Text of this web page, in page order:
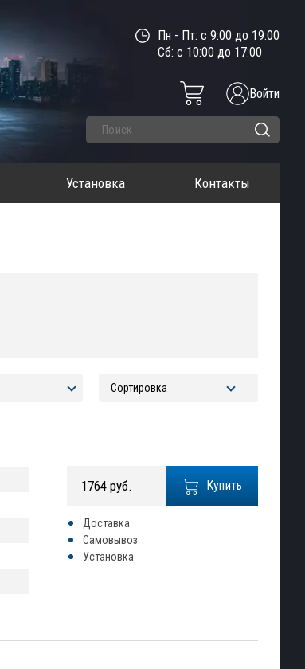
Пн - Пт: с 9:00 до 19:00
Сб: с 10:00 до 17:00
Войти
Установка Контакты
Купить
1764 руб.
Доставка
Самовывоз
Установка